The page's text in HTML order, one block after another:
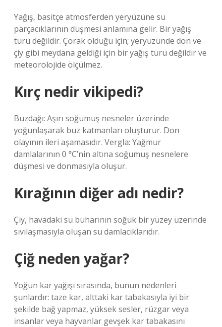
Yağış, basitçe atmosferden yeryüzüne su
parçacıklarının düşmesi anlamına gelir. Bir yağış
türü değildir. Çorak olduğu için; yeryüzünde don ve
çiy gibi meydana geldiği için bir yağış türü değildir ve
meteorolojide ölçülmez.
Kırç nedir vikipedi?
Buzdağı: Aşırı soğumuş nesneler üzerinde
yoğunlaşarak buz katmanları oluşturur. Don
olayının ileri aşamasıdır. Vergla: Yağmur
damlalarının 0 °C’nin altına soğumuş nesnelere
düşmesi ve donmasıyla oluşur.
Kırağının diğer adı nedir?
Çiy, havadaki su buharının soğuk bir yüzey üzerinde
sıvılaşmasıyla oluşan su damlacıklarıdır.
Çiğ neden yağar?
Yoğun kar yağışı sırasında, bunun nedenleri
şunlardır: taze kar, alttaki kar tabakasıyla iyi bir
şekilde bağ yapmaz, yüksek sesler, rüzgar veya
insanlar veya hayvanlar gevşek kar tabakasını